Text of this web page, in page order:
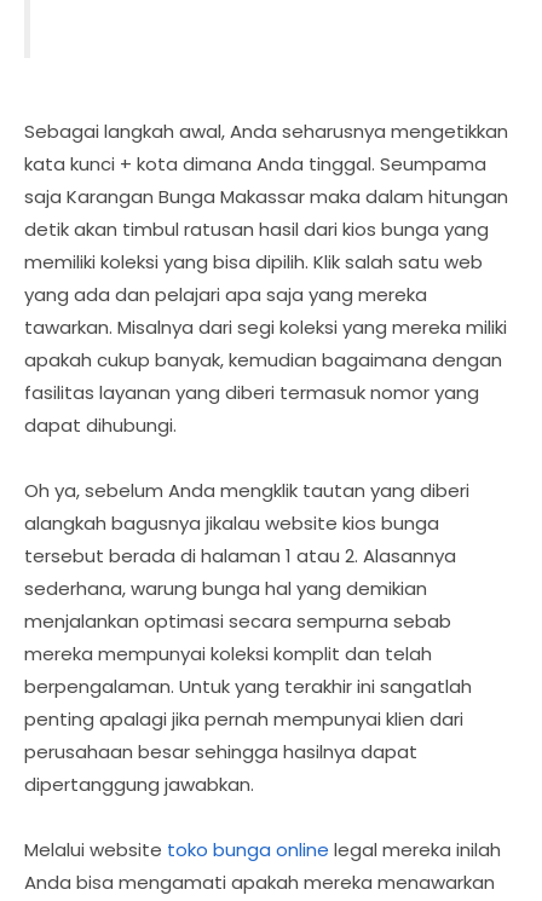
Sebagai langkah awal, Anda seharusnya mengetikkan
kata kunci + kota dimana Anda tinggal. Seumpama
saja Karangan Bunga Makassar maka dalam hitungan
detik akan timbul ratusan hasil dari kios bunga yang
memiliki koleksi yang bisa dipilih. Klik salah satu web
yang ada dan pelajari apa saja yang mereka
tawarkan. Misalnya dari segi koleksi yang mereka miliki
apakah cukup banyak, kemudian bagaimana dengan
fasilitas layanan yang diberi termasuk nomor yang
dapat dihubungi.
Oh ya, sebelum Anda mengklik tautan yang diberi
alangkah bagusnya jikalau website kios bunga
tersebut berada di halaman 1 atau 2. Alasannya
sederhana, warung bunga hal yang demikian
menjalankan optimasi secara sempurna sebab
mereka mempunyai koleksi komplit dan telah
berpengalaman. Untuk yang terakhir ini sangatlah
penting apalagi jika pernah mempunyai klien dari
perusahaan besar sehingga hasilnya dapat
dipertanggung jawabkan.
Melalui website toko bunga online legal mereka inilah
Anda bisa mengamati apakah mereka menawarkan